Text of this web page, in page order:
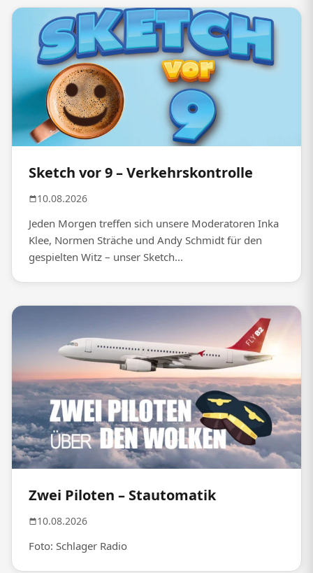
Sketch vor 9 – Verkehrskontrolle
10.08.2026
Jeden Morgen treffen sich unsere Moderatoren Inka
Klee, Normen Sträche und Andy Schmidt für den
gespielten Witz – unser Sketch...
Zwei Piloten – Stautomatik
10.08.2026
Foto: Schlager Radio